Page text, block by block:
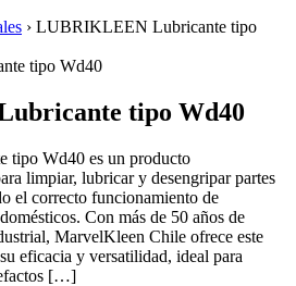
› LUBRIKLEEN Lubricante tipo
tipo Wd40
Wd40 es un producto
limpiar, lubricar y desengripar partes
el correcto funcionamiento de
Con más de 50 años de
MarvelKleen Chile ofrece este
eficacia y versatilidad, ideal para
[…]